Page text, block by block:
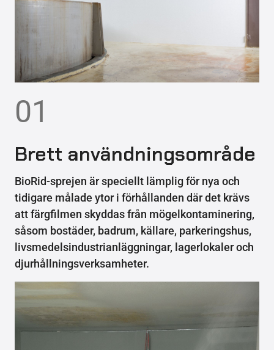
01
Brett användningsområde
BioRid-sprejen är speciellt lämplig för nya och
tidigare målade ytor i förhållanden där det krävs
att färgfilmen skyddas från mögelkontaminering,
såsom bostäder, badrum, källare, parkeringshus,
livsmedelsindustrianläggningar, lagerlokaler och
djurhållningsverksamheter.